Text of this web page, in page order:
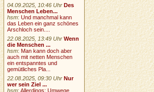
04.09.2025, 10:46 Uhr Des
Menschen Leben...
hsm:Und manchmal kann
das Leben ein ganz schönes
Arschloch sein....
22.08.2025, 13:49 Uhr Wenn
die Menschen ...
hsm:Man kann doch aber
auch mit netten Menschen
ein entspanntes und
gemütliches Pla...
22.08.2025, 09:30 Uhr Nur
wer sein Ziel ...
hsm:Allerdings: Umwege